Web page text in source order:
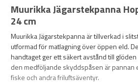
Muurikka Jägarstekpanna
24 cm
Muurikka Jägarstekpanna är tillverkad i
utformad för matlagning över öppen eld.
handtaget ger ett säkert avstånd till
den medföljande skyddspåsen är pannan
fiske och andra friluftsäventyr.